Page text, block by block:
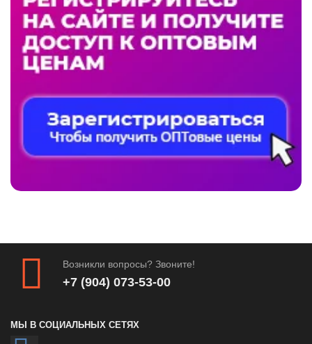
Возникли вопросы? Звоните!
+7 (904) 073-53-00
МЫ В СОЦИАЛЬНЫХ СЕТЯХ